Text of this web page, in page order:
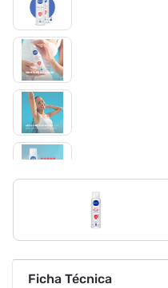
Ficha Técnica